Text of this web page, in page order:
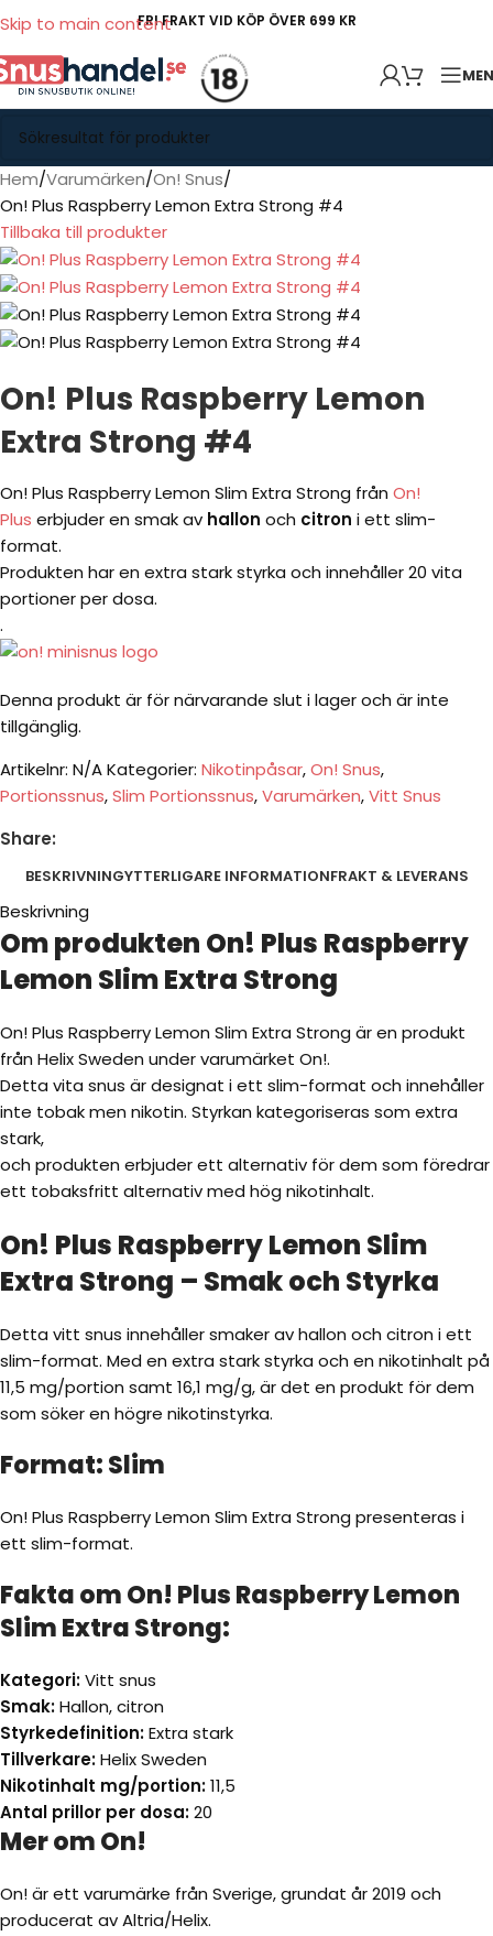
Skip to main contentFRI FRAKT VID KÖP ÖVER 699 KR
Hem Varumärken On! Snus
On! Plus Raspberry Lemon Extra Strong #4
Tillbaka till produkter
On! Plus Raspberry Lemon
Extra Strong #4
On! Plus Raspberry Lemon Slim Extra Strong från On!
Plus erbjuder en smak av hallon och citron i ett slim-
format.
Produkten har en extra stark styrka och innehåller 20 vita
portioner per dosa.
.
Denna produkt är för närvarande slut i lager och är inte
tillgänglig.
Artikelnr: N/AKategorier: Nikotinpåsar,On! Snus,
Portionssnus,Slim Portionssnus,Varumärken,Vitt Snus
Share:
BESKRIVNINGYTTERLIGARE INFORMATIONFRAKT & LEVERANS
Beskrivning
Om produkten On! Plus Raspberry
Lemon Slim Extra Strong
On! Plus Raspberry Lemon Slim Extra Strong är en produkt
från Helix Sweden under varumärket On!.
Detta vita snus är designat i ett slim-format och innehåller
inte tobak men nikotin. Styrkan kategoriseras som extra
stark,
och produkten erbjuder ett alternativ för dem som föredrar
ett tobaksfritt alternativ med hög nikotinhalt.
On! Plus Raspberry Lemon Slim
Extra Strong – Smak och Styrka
Detta vitt snus innehåller smaker av hallon och citron i ett
slim-format. Med en extra stark styrka och en nikotinhalt på
11,5 mg/portion samt 16,1 mg/g, är det en produkt för dem
som söker en högre nikotinstyrka.
Format: Slim
On! Plus Raspberry Lemon Slim Extra Strong presenteras i
ett slim-format.
Fakta om On! Plus Raspberry Lemon
Slim Extra Strong:
Kategori:Vitt snus
Smak:Hallon, citron
Styrkedefinition:Extra stark
Tillverkare:Helix Sweden
Nikotinhalt mg/portion:11,5
Antal prillor per dosa:20
Mer om On!
On! är ett varumärke från Sverige, grundat år 2019 och
producerat av Altria/Helix.